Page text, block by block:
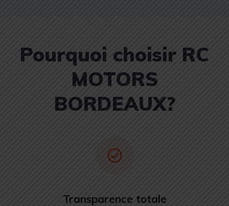
Pourquoi choisir RC
MOTORS
BORDEAUX?
Transparence totale